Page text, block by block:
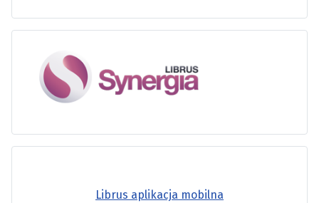
Librus aplikacja mobilna